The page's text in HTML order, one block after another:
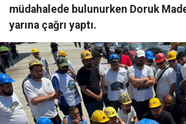
müdahalede bulunurken Doruk
yarına çağrı yaptı.